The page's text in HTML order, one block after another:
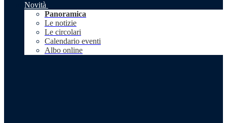
Novità
Panoramica
Le notizie
Le circolari
Calendario eventi
Albo online